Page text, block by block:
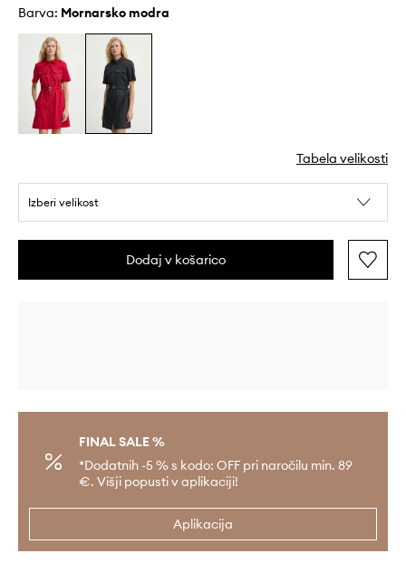
Barva: mornarsko modra
Tabela velikosti
Izberi velikost
Dodaj v košarico
FINAL SALE %
*Dodatnih -5 % s kodo: OFF pri naročilu min. 89
€. Višji popusti v aplikaciji!
Aplikacija